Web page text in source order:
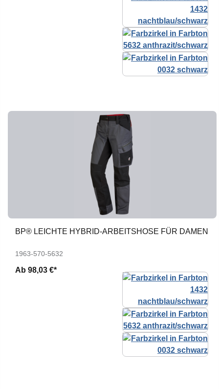
BP® LEICHTE HYBRID-ARBEITSHOSE FÜR DAMEN
1963-570-5632
Ab 98,03 €*